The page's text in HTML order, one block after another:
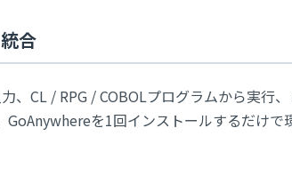
合
、CL / RPG / COBOLプログラムから実行
を1回インストールするだけで